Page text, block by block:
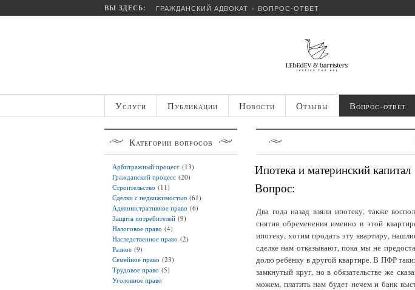
ВЫ ЗДЕСЬ: ГРАЖДАНСКИЙ АДВОКАТ ВОПРОС-ОТВЕТ
Услуги Публикации Новости Отзывы Вопрос-ответ
Ипотека и материнский капитал
Вопрос:
Два года назад взяли ипотеку, также
снятия обременения именно в этой
ипотеку, хотим продать эту квартиру,
сделке нам отказывают, пока мы не
долю ребёнку в другой квартире. В ПФР
замкнутый круг, но в обязательстве же
можем, платить нам будет нечем и банк
Категории вопросов
Арбитражный процесс (13)
Гражданский процесс (20)
Строительство (11)
Сделки с недвижимостью (61)
Административное право (6)
Защита потребителей (9)
Налоговое право (4)
Наследственное право (2)
Разное (9)
Семейное право (23)
Трудовое право (5)
Уголовное право